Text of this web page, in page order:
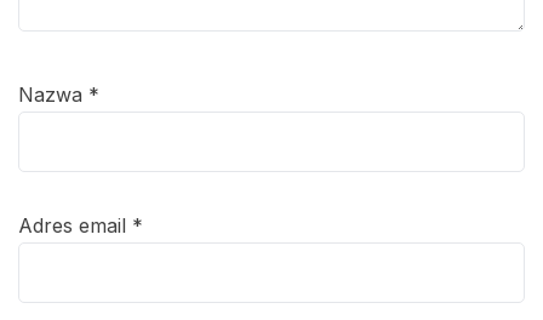
Nazwa *
Adres email *